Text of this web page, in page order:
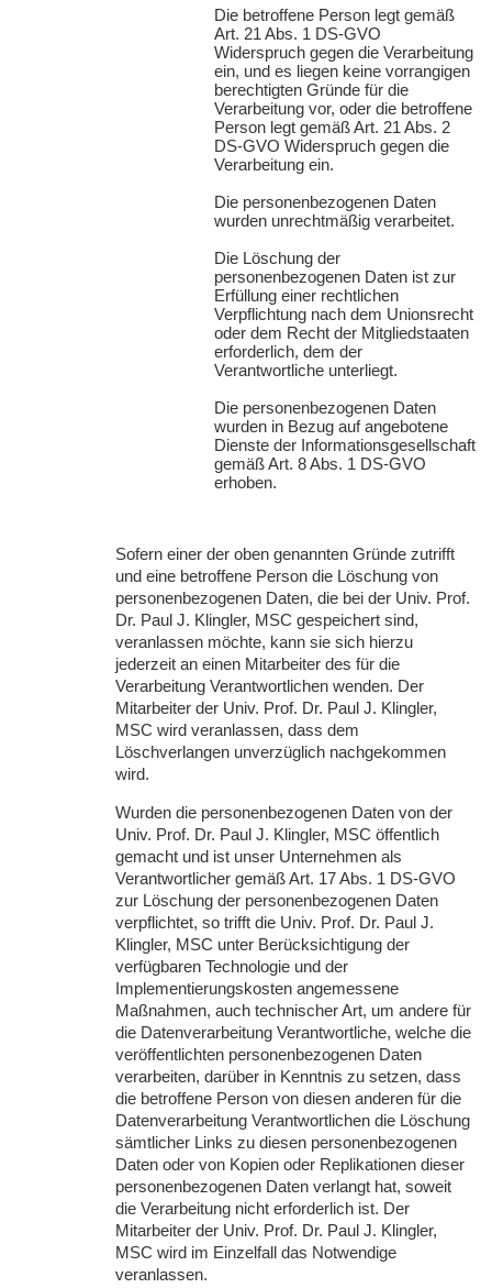
Die betroffene Person legt gemäß
Art. 21 Abs. 1 DS-GVO
Widerspruch gegen die Verarbeitung
ein, und es liegen keine vorrangigen
berechtigten Gründe für die
Verarbeitung vor, oder die betroffene
Person legt gemäß Art. 21 Abs. 2
DS-GVO Widerspruch gegen die
Verarbeitung ein.
Die personenbezogenen Daten
wurden unrechtmäßig verarbeitet.
Die Löschung der
personenbezogenen Daten ist zur
Erfüllung einer rechtlichen
Verpflichtung nach dem Unionsrecht
oder dem Recht der Mitgliedstaaten
erforderlich, dem der
Verantwortliche unterliegt.
Die personenbezogenen Daten
wurden in Bezug auf angebotene
Dienste der Informationsgesellschaft
gemäß Art. 8 Abs. 1 DS-GVO
erhoben.
Sofern einer der oben genannten Gründe zutrifft
und eine betroffene Person die Löschung von
personenbezogenen Daten, die bei der Univ. Prof.
Dr. Paul J. Klingler, MSC gespeichert sind,
veranlassen möchte, kann sie sich hierzu
jederzeit an einen Mitarbeiter des für die
Verarbeitung Verantwortlichen wenden. Der
Mitarbeiter der Univ. Prof. Dr. Paul J. Klingler,
MSC wird veranlassen, dass dem
Löschverlangen unverzüglich nachgekommen
wird.
Wurden die personenbezogenen Daten von der
Univ. Prof. Dr. Paul J. Klingler, MSC öffentlich
gemacht und ist unser Unternehmen als
Verantwortlicher gemäß Art. 17 Abs. 1 DS-GVO
zur Löschung der personenbezogenen Daten
verpflichtet, so trifft die Univ. Prof. Dr. Paul J.
Klingler, MSC unter Berücksichtigung der
verfügbaren Technologie und der
Implementierungskosten angemessene
Maßnahmen, auch technischer Art, um andere für
die Datenverarbeitung Verantwortliche, welche die
veröffentlichten personenbezogenen Daten
verarbeiten, darüber in Kenntnis zu setzen, dass
die betroffene Person von diesen anderen für die
Datenverarbeitung Verantwortlichen die Löschung
sämtlicher Links zu diesen personenbezogenen
Daten oder von Kopien oder Replikationen dieser
personenbezogenen Daten verlangt hat, soweit
die Verarbeitung nicht erforderlich ist. Der
Mitarbeiter der Univ. Prof. Dr. Paul J. Klingler,
MSC wird im Einzelfall das Notwendige
veranlassen.